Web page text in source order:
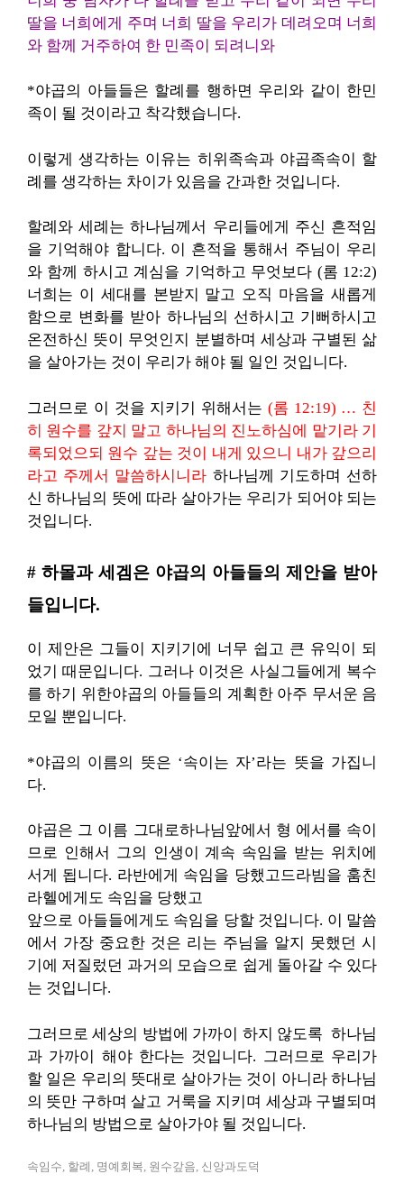
딸을 너희에게 주며 너희 딸을 우리가 데려오며 너희
와 함께 거주하여 한 민족이 되려니와
*야곱의 아들들은 할례를 행하면 우리와 같이 한민
족이 될 것이라고 착각했습니다.
이렇게 생각하는 이유는 히위족속과 야곱족속이 할
례를 생각하는 차이가 있음을 간과한 것입니다.
할례와 세례는 하나님께서 우리들에게 주신 흔적임
을 기억해야 합니다. 이 흔적을 통해서 주님이 우리
와 함께 하시고 계심을 기억하고 무엇보다 (롬 12:2)
너희는 이 세대를 본받지 말고 오직 마음을 새롭게
함으로 변화를 받아 하나님의 선하시고 기뻐하시고
온전하신 뜻이 무엇인지 분별하며 세상과 구별된 삶
을 살아가는 것이 우리가 해야 될 일인 것입니다.
그러므로 이 것을 지키기 위해서는 (롬 12:19) … 친
히 원수를 갚지 말고 하나님의 진노하심에 맡기라 기
록되었으되 원수 갚는 것이 내게 있으니 내가 갚으리
라고 주께서 말씀하시니라 하나님께 기도하며 선하
신 하나님의 뜻에 따라 살아가는 우리가 되어야 되는
것입니다.
# 하몰과 세겜은 야곱의 아들들의 제안을 받아
들입니다.
이 제안은 그들이 지키기에 너무 쉽고 큰 유익이 되
었기 때문입니다. 그러나 이것은 사실그들에게 복수
를 하기 위한야곱의 아들들의 계획한 아주 무서운 음
모일 뿐입니다.
*야곱의 이름의 뜻은 ‘속이는 자’라는 뜻을 가집니
다.
야곱은 그 이름 그대로하나님앞에서 형 에서를 속이
므로 인해서 그의 인생이 계속 속임을 받는 위치에
서게 됩니다. 라반에게 속임을 당했고드라빔을 훔친
라헬에게도 속임을 당했고
앞으로 아들들에게도 속임을 당할 것입니다. 이 말씀
에서 가장 중요한 것은 리는 주님을 알지 못했던 시
기에 저질렀던 과거의 모습으로 쉽게 돌아갈 수 있다
는 것입니다.
그러므로 세상의 방법에 가까이 하지 않도록 하나님
과 가까이 해야 한다는 것입니다. 그러므로 우리가
할 일은 우리의 뜻대로 살아가는 것이 아니라 하나님
의 뜻만 구하며 살고 거룩을 지키며 세상과 구별되며
하나님의 방법으로 살아가야 될 것입니다.
속임수, 할례, 명예회복, 원수갚음, 신앙과도덕